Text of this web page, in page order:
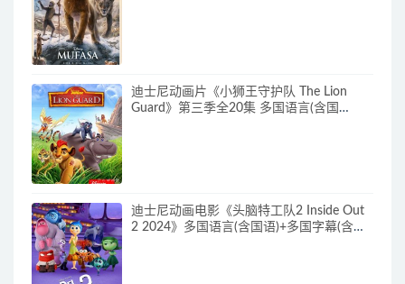
迪士尼动画片《小狮王守护队 The Lion
Guard》第三季全20集 多国语言(含国
迪士尼动画电影《头脑特工队2 Inside Out
2 2024》多国语言(含国语)+多国字幕(含中